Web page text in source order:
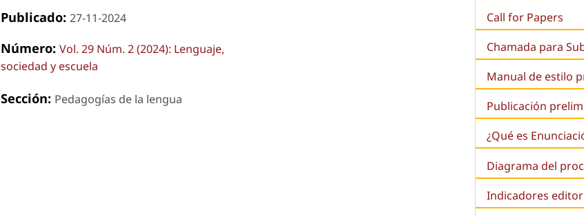
Publicado: 27-11-2024
Número: Vol. 29 Núm. 2 (2024): Lenguaje,
sociedad y escuela
Sección: Pedagogías de la lengua
Call for Papers
Chamada para
Manual de estilo
Publicación
¿Qué es
Diagrama del
Indicadores